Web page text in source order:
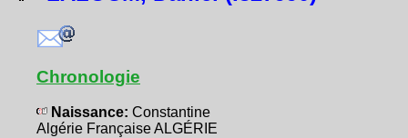
Chronologie
Naissance: Constantine
Algérie Française ALGÉRIE